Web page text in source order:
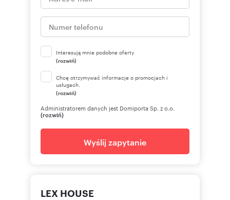
Interesują mnie podobne oferty
(rozwiń)
Chcę otrzymywać informacje o promocjach i
usługach.
(rozwiń)
Administratorem danych jest Domiporta Sp. z o.o.
(rozwiń)
Wyślij zapytanie
LEX HOUSE